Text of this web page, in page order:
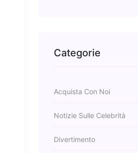
Categorie
Acquista Con Noi
Notizie Sulle Celebrità
Divertimento